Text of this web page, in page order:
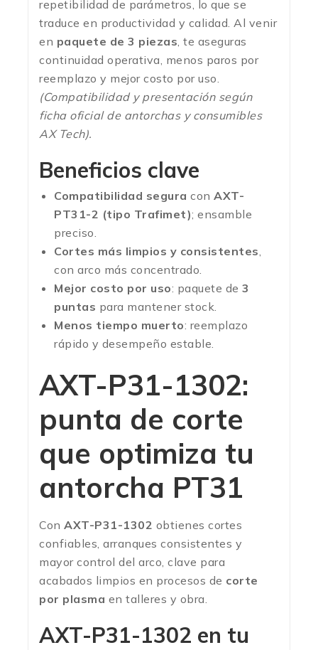
repetibilidad de parámetros, lo que se
traduce en productividad y calidad. Al venir
en paquete de 3 piezas, te aseguras
continuidad operativa, menos paros por
reemplazo y mejor costo por uso.
(Compatibilidad y presentación según
ficha oficial de antorchas y consumibles
AX Tech).
Beneficios clave
Compatibilidad segura con AXT-
PT31-2 (tipo Trafimet); ensamble
preciso.
Cortes más limpios y consistentes,
con arco más concentrado.
Mejor costo por uso: paquete de 3
puntas para mantener stock.
Menos tiempo muerto: reemplazo
rápido y desempeño estable.
AXT-P31-1302:
punta de corte
que optimiza tu
antorcha PT31
Con AXT-P31-1302 obtienes cortes
confiables, arranques consistentes y
mayor control del arco, clave para
acabados limpios en procesos de corte
por plasma en talleres y obra.
AXT-P31-1302 en tu